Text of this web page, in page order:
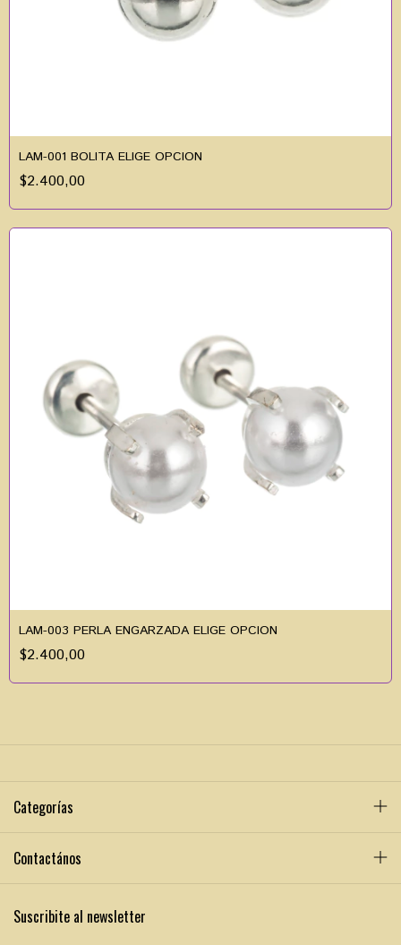
LAM-001 BOLITA ELIGE OPCION
$2.400,00
LAM-003 PERLA ENGARZADA ELIGE OPCION
$2.400,00
Categorías
Contactános
Suscribite al newsletter